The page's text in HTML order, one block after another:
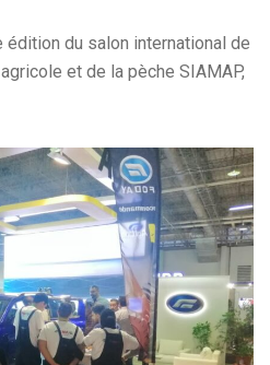
du salon international de
et de la pèche SIAMAP,